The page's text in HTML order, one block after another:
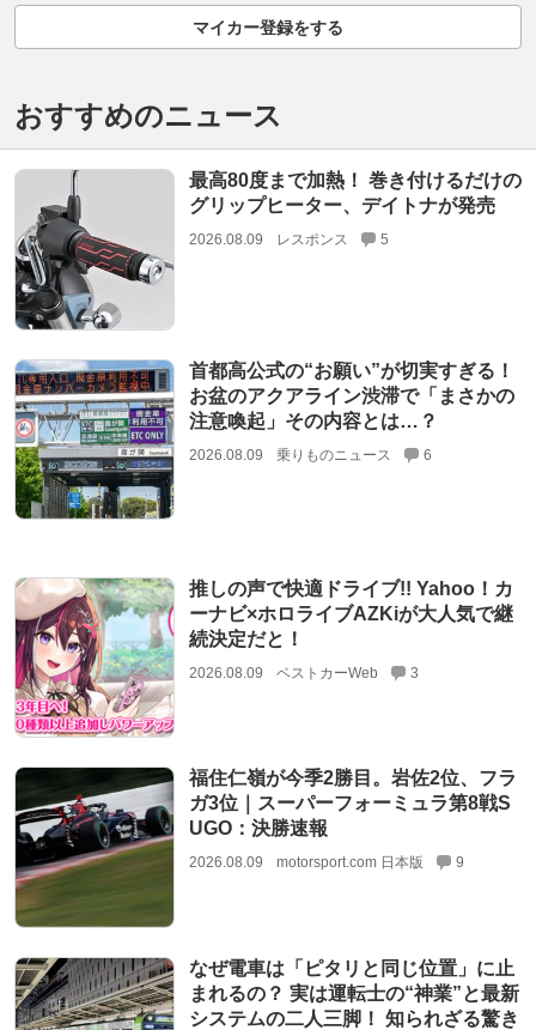
マイカー登録をする
おすすめのニュース
最高80度まで加熱！ 巻き付けるだけの
グリップヒーター、デイトナが発売
2026.08.09 レスポンス 5
首都高公式の“お願い”が切実すぎる！
お盆のアクアライン渋滞で「まさかの
注意喚起」その内容とは…？
2026.08.09 乗りものニュース 6
推しの声で快適ドライブ!! Yahoo！カ
ーナビ×ホロライブAZKiが大人気で継
続決定だと！
2026.08.09 ベストカーWeb 3
福住仁嶺が今季2勝目。岩佐2位、フラ
ガ3位｜スーパーフォーミュラ第8戦S
UGO：決勝速報
2026.08.09 motorsport.com 日本版 9
なぜ電車は「ピタリと同じ位置」に止
まれるの？ 実は運転士の“神業”と最新
システムの二人三脚！ 知られざる驚き